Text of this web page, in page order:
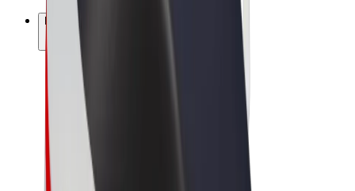
Produkter
Ture
Løbehjul
Bolt Marked
Bolt Food
Bolt Drive